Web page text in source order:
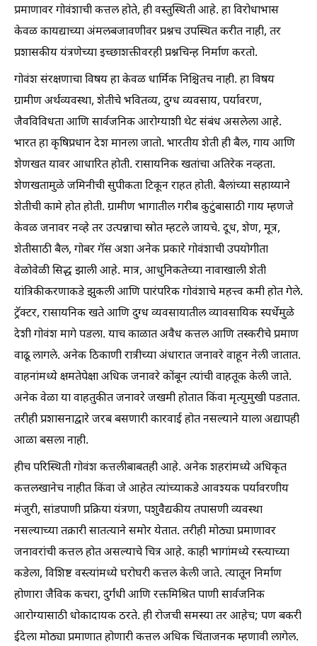
प्रमाणावर गोवंशाची कत्तल होते, ही वस्तुस्थिती आहे. हा विरोधाभास
केवळ कायद्याच्या अंमलबजावणीवर प्रश्नच उपस्थित करीत नाही, तर
प्रशासकीय यंत्रणेच्या इच्छाशक्तीवरही प्रश्नचिन्ह निर्माण करतो.
गोवंश संरक्षणाचा विषय हा केवळ धार्मिक निश्चितच नाही. हा विषय
ग्रामीण अर्थव्यवस्था, शेतीचे भवितव्य, दुग्ध व्यवसाय, पर्यावरण,
जैवविविधता आणि सार्वजनिक आरोग्याशी थेट संबंध असलेला आहे.
भारत हा कृषिप्रधान देश मानला जातो. भारतीय शेती ही बैल, गाय आणि
शेणखत यावर आधारित होती. रासायनिक खतांचा अतिरेक नव्हता.
शेणखतामुळे जमिनीची सुपीकता टिकून राहत होती. बैलांच्या सहाय्याने
शेतीची कामे होत होती. ग्रामीण भागातील गरीब कुटुंबासाठी गाय म्हणजे
केवळ जनावर नव्हे तर उत्पन्नाचा स्रोत म्हटले जायचे. दूध, शेण, मूत्र,
शेतीसाठी बैल, गोबर गॅस अशा अनेक प्रकारे गोवंशाची उपयोगीता
वेळोवेळी सिद्ध झाली आहे. मात्र, आधुनिकतेच्या नावाखाली शेती
यांत्रिकीकरणाकडे झुकली आणि पारंपरिक गोवंशाचे महत्त्व कमी होत गेले.
ट्रॅक्टर, रासायनिक खते आणि दुग्ध व्यवसायातील व्यावसायिक स्पर्धेमुळे
देशी गोवंश मागे पडला. याच काळात अवैध कत्तल आणि तस्करीचे प्रमाण
वाढू लागले. अनेक ठिकाणी रात्रीच्या अंधारात जनावरे वाहून नेली जातात.
वाहनांमध्ये क्षमतेपेक्षा अधिक जनावरे कोंबून त्यांची वाहतूक केली जाते.
अनेक वेळा या वाहतुकीत जनावरे जखमी होतात किंवा मृत्युमुखी पडतात.
तरीही प्रशासनाद्वारे जरब बसणारी कारवाई होत नसल्याने याला अद्यापही
आळा बसला नाही.
हीच परिस्थिती गोवंश कत्तलीबाबतही आहे. अनेक शहरांमध्ये अधिकृत
कत्तलखानेच नाहीत किंवा जे आहेत त्यांच्याकडे आवश्यक पर्यावरणीय
मंजुरी, सांडपाणी प्रक्रिया यंत्रणा, पशुवैद्यकीय तपासणी व्यवस्था
नसल्याच्या तक्रारी सातत्याने समोर येतात. तरीही मोठ्या प्रमाणावर
जनावरांची कत्तल होत असल्याचे चित्र आहे. काही भागांमध्ये रस्त्याच्या
कडेला, विशिष्ट वस्त्यांमध्ये घरोघरी कत्तल केली जाते. त्यातून निर्माण
होणारा जैविक कचरा, दुर्गंधी आणि रक्तमिश्रित पाणी सार्वजनिक
आरोग्यासाठी धोकादायक ठरते. ही रोजची समस्या तर आहेच; पण बकरी
ईदेला मोठ्या प्रमाणात होणारी कत्तल अधिक चिंताजनक म्हणावी लागेल.